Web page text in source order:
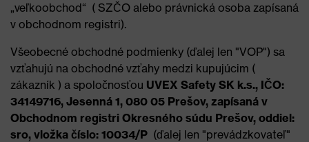
„veľkoobchod“ ( SZČO alebo právnická osoba zapísaná
v obchodnom registri).
Všeobecné obchodné podmienky (ďalej len "VOP") sa
vzťahujú na obchodné vzťahy medzi kupujúcim (
zákazník ) a spoločnosťou UVEX Safety SK k.s., IČO:
34149716, Jesenná 1, 080 05 Prešov, zapísaná v
Obchodnom registri Okresného súdu Prešov, oddiel:
sro, vložka číslo: 10034/P (ďalej len "prevádzkovateľ"